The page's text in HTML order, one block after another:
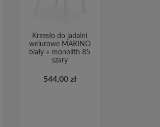
Krzesło do jadalni
welurowe MARINO
biały + monolith 85
szary
544,00 zł